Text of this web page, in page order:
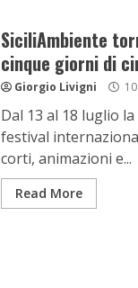
SiciliAmbiente
cinque giorni di
Giorgio Livigni
Dal 13 al 18 luglio
festival
corti, animazioni e...
Read More